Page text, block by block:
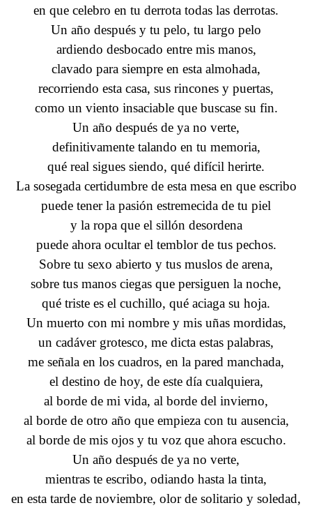
en que celebro en tu derrota todas las derrotas.
Un año después y tu pelo, tu largo pelo
ardiendo desbocado entre mis manos,
clavado para siempre en esta almohada,
recorriendo esta casa, sus rincones y puertas,
como un viento insaciable que buscase su fin.
Un año después de ya no verte,
definitivamente talando en tu memoria,
qué real sigues siendo, qué difícil herirte.
La sosegada certidumbre de esta mesa en que escribo
puede tener la pasión estremecida de tu piel
y la ropa que el sillón desordena
puede ahora ocultar el temblor de tus pechos.
Sobre tu sexo abierto y tus muslos de arena,
sobre tus manos ciegas que persiguen la noche,
qué triste es el cuchillo, qué aciaga su hoja.
Un muerto con mi nombre y mis uñas mordidas,
un cadáver grotesco, me dicta estas palabras,
me señala en los cuadros, en la pared manchada,
el destino de hoy, de este día cualquiera,
al borde de mi vida, al borde del invierno,
al borde de otro año que empieza con tu ausencia,
al borde de mis ojos y tu voz que ahora escucho.
Un año después de ya no verte,
mientras te escribo, odiando hasta la tinta,
en esta tarde de noviembre, olor de solitario y soledad,